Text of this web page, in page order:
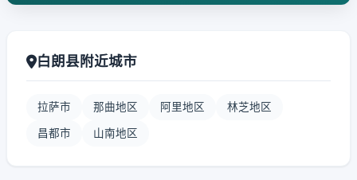
白朗县附近城市
拉萨市 那曲地区 阿里地区 林芝地区
昌都市 山南地区